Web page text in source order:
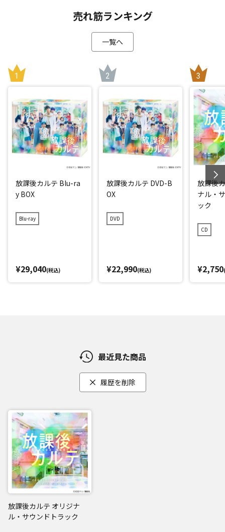
売れ筋ランキング
一覧へ
放課後カルテ Blu-ra
y BOX
Blu-ray
¥29,040(税込)
放課後カルテ DVD-B
OX
DVD
¥22,990(税込)
放課後
ナル・
ック
CD
¥2,750
最近見た商品
履歴を削除
放課後カルテ オリジナ
ル・サウンドトラック